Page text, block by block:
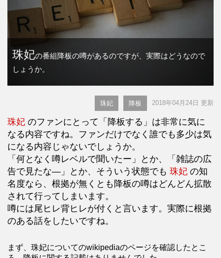
珠妃の番組降板の噂があるのですが、実際はどうなので
しょうか。
珠妃 降板 2018年04月24日 更新
珠妃 のファンにとって「降板する」は非常に気に
なる内容ですね。ファンだけでなく誰でも多少は気
になる内容じゃないでしょうか。
「何となく噂レベルで聞いたー」とか、「雑誌の広
告で見たな―」とか、そういう状態でも 珠妃 の知
名度なら、根拠が無くとも降板の噂はどんどん拡散
されて行ってしまいます。
噂には尾ヒレ背ヒレが付くと言います。実際に根拠
のある話をしたいですね。
まず、珠妃についてのwikipediaのページを確認したとこ